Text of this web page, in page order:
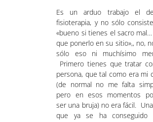
Es un arduo trabajo el
fisioterapia, y no sólo
«bueno si tienes el sacro
que ponerlo en su sitio»,, no,
sólo eso ni muchísimo
Primero tienes que tratar
persona, que tal como era mi
(de normal no me falta
pero en esos momentos
ser una bruja) no era fácil.
que ya se ha conseguido